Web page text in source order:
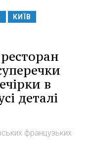
КИЇВ
в
деталі
французьких